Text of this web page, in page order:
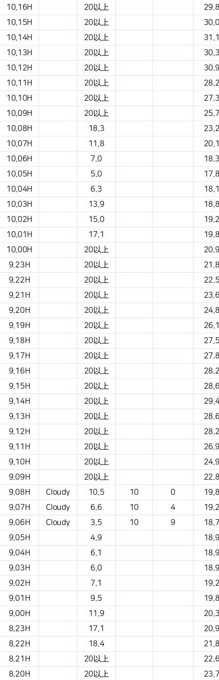
これは、場所、天気、気温、降水量、風、
気圧などを示す気象条件テーブルです。
10.16H 20以上
10.15H
20以上
10.14H
20以上
10.13H
20以上
10.12H
20以上
10.11H
20以上
10.10H
20以上
10.09H
20以上
10.08H
18.3
10.07H
11.8
10.06H
7.0
10.05H
5.0
10.04H
6.3
10.03H
13.9
10.02H
15.0
10.01H
17.1
10.00H
20以上
9.23H
20以上
9.22H
20以上
9.21H
20以上
9.20H
20以上
9.19H
20以上
9.18H
20以上
9.17H
20以上
9.16H
20以上
9.15H
20以上
9.14H
20以上
9.13H
20以上
9.12H
20以上
9.11H
20以上
9.10H
20以上
9.09H
20以上
9.08H
Cloudy 10.5 10 0
9.07H
Cloudy 6.6 10 4
9.06H
Cloudy 3.5 10 9
9.05H
4.9
9.04H
6.1
9.03H
6.0
9.02H
7.1
9.01H
9.5
9.00H
11.9
8.23H
17.1
8.22H
18.4
8.21H
20以上
8.20H
20以上